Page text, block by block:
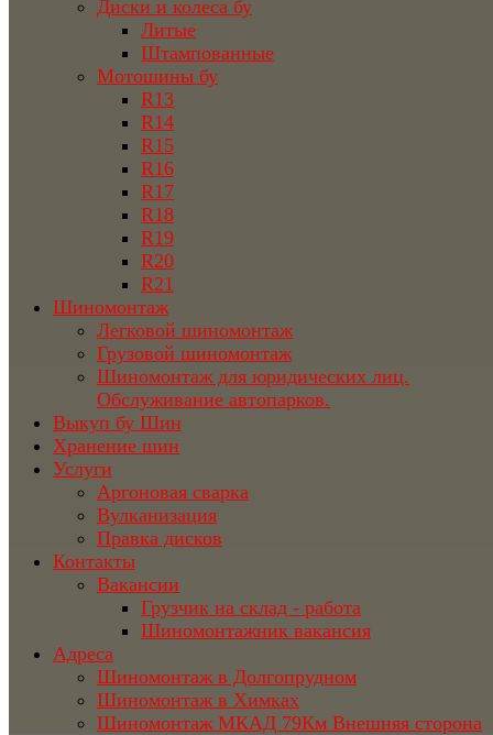
Диски и колеса бу
Литые
Штампованные
Мотошины бу
R13
R14
R15
R16
R17
R18
R19
R20
R21
Шиномонтаж
Легковой шиномонтаж
Грузовой шиномонтаж
Шиномонтаж для юридических лиц.
Обслуживание автопарков.
Выкуп бу Шин
Хранение шин
Услуги
Аргоновая сварка
Вулканизация
Правка дисков
Контакты
Вакансии
Грузчик на склад - работа
Шиномонтажник вакансия
Адреса
Шиномонтаж в Долгопрудном
Шиномонтаж в Химках
Шиномонтаж МКАД 79Км Внешняя сторона